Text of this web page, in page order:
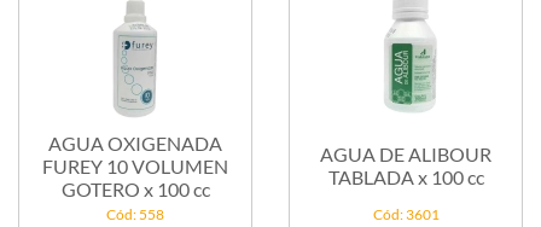
AGUA OXIGENADA
FUREY 10 VOLUMEN
GOTERO x 100 cc
Cód: 558
AGUA DE ALIBOUR
TABLADA x 100 cc
Cód: 3601